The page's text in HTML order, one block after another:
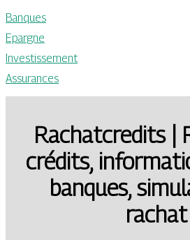
Banques
Epargne
Investissement
Assurances
Rachatcre­dits |
crédits,
banques,
rachat